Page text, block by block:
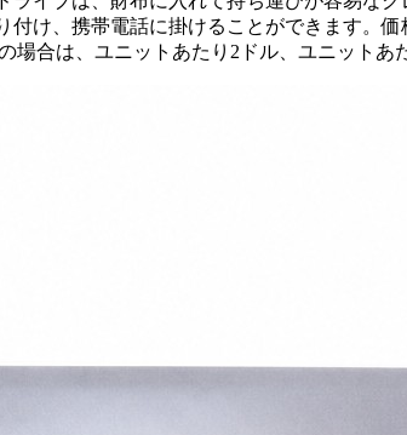
け、携帯電話に掛けることができます。
合は、ユニットあたり2ドル、ユニットあ